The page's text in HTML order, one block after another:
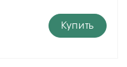
Купить